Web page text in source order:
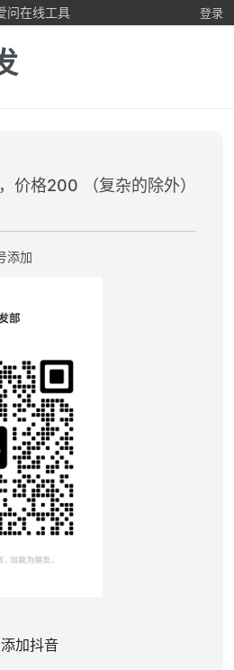
问在线工具 登录
价格200 （复杂的除外）
添加
添加抖音